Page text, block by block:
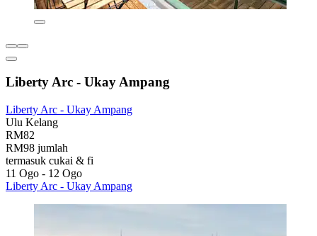
Liberty Arc - Ukay Ampang
Liberty Arc - Ukay Ampang
Ulu Kelang
RM82
RM98 jumlah
termasuk cukai & fi
11 Ogo - 12 Ogo
Liberty Arc - Ukay Ampang